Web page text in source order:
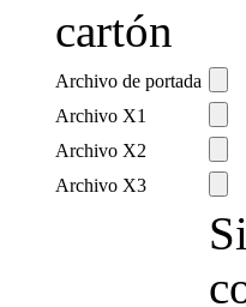
cartón
Archivo de portada
Archivo X1
Archivo X2
Archivo X3